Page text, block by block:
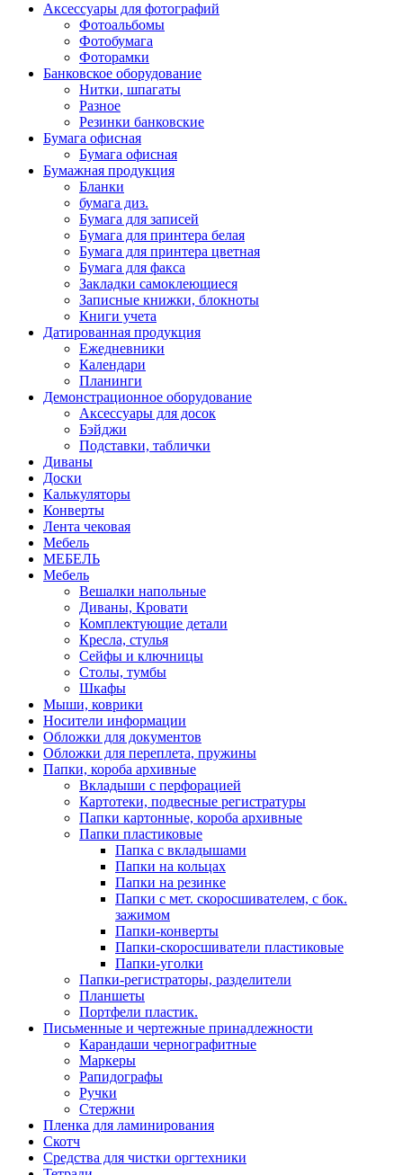
Аксессуары для фотографий
Фотоальбомы
Фотобумага
Фоторамки
Банковское оборудование
Нитки, шпагаты
Разное
Резинки банковские
Бумага офисная
Бумага офисная
Бумажная продукция
Бланки
бумага диз.
Бумага для записей
Бумага для принтера белая
Бумага для принтера цветная
Бумага для факса
Закладки самоклеющиеся
Записные книжки, блокноты
Книги учета
Датированная продукция
Ежедневники
Календари
Планинги
Демонстрационное оборудование
Аксессуары для досок
Бэйджи
Подставки, таблички
Диваны
Доски
Калькуляторы
Конверты
Лента чековая
Мебель
МЕБЕЛЬ
Мебель
Вешалки напольные
Диваны, Кровати
Комплектующие детали
Кресла, стулья
Сейфы и ключницы
Столы, тумбы
Шкафы
Мыши, коврики
Носители информации
Обложки для документов
Обложки для переплета, пружины
Папки, короба архивные
Вкладыши с перфорацией
Картотеки, подвесные регистратуры
Папки картонные, короба архивные
Папки пластиковые
Папка с вкладышами
Папки на кольцах
Папки на резинке
Папки с мет. скоросшивателем, с бок.
зажимом
Папки-конверты
Папки-скоросшиватели пластиковые
Папки-уголки
Папки-регистраторы, разделители
Планшеты
Портфели пластик.
Письменные и чертежные принадлежности
Карандаши чернографитные
Маркеры
Рапидографы
Ручки
Стержни
Пленка для ламинирования
Скотч
Средства для чистки оргтехники